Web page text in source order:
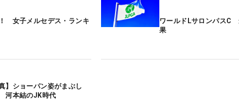
女子メルセデス・ランキ
ワールドLサロンパスC
果
真】ショーパン姿がまぶし
河本結のJK時代